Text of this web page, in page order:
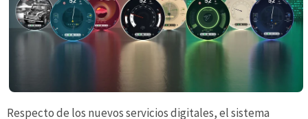
Respecto de los nuevos servicios digitales, el sistema